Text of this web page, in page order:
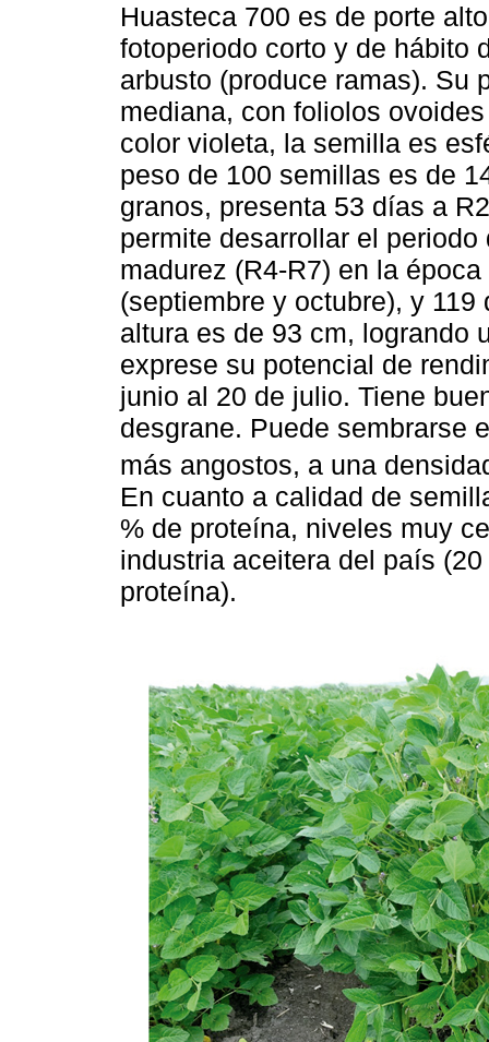
Huasteca 700 es de porte
fotoperiodo corto y de hábito
arbusto (produce ramas). Su
mediana, con foliolos
color violeta, la semilla es
peso de 100 semillas es de
granos, presenta 53 días a
permite desarrollar el
madurez (R4-R7) en la
(septiembre y octubre), y
altura es de 93 cm, logrando
exprese su potencial de
junio al 20 de julio. Tiene
desgrane. Puede sembrarse
más angostos, a una
En cuanto a calidad de
% de proteína, niveles muy
industria aceitera del país
proteína).